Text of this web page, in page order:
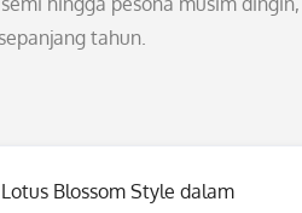
tahun.
Blossom Style dalam